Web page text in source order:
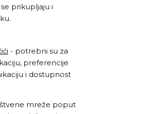
prikupljaju i
- potrebni su za
preferencije
i dostupnost
mreže poput